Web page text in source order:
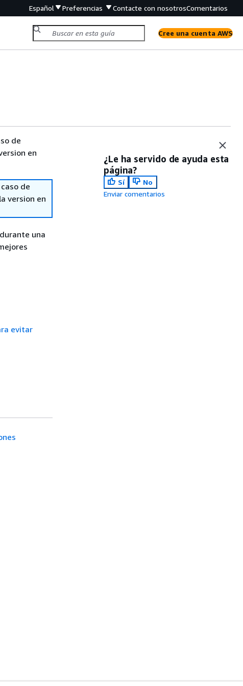
Español Preferencias Contacte con nosotrosComentarios
Cree una cuenta AWS
de
en
de
version en
una
evitar
¿Le ha servido de ayuda esta
página?
Sí
No
Enviar comentarios